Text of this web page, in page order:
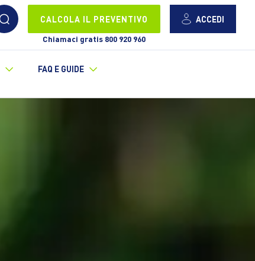
CALCOLA IL PREVENTIVO
Chiamaci gratis 800 920 960
ACCEDI
FAQ E GUIDE